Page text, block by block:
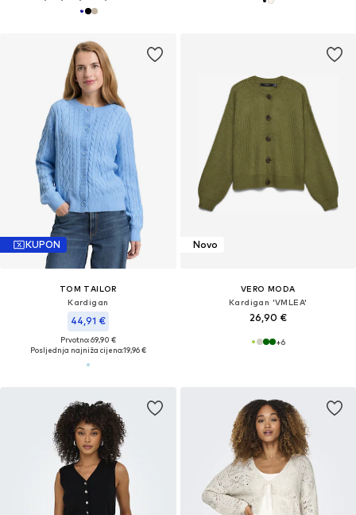
KUPON
TOM TAILOR
Kardigan
44,91 €
Prvotno: 69,90 €
Posljednja najniža cijena:19,96 €
Novo
VERO MODA
Kardigan 'VMLEA'
26,90 €
+6